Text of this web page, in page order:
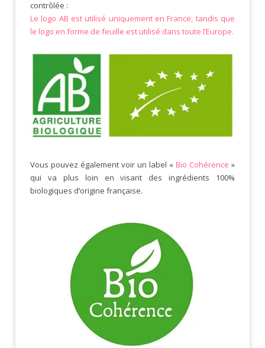
contrôlée :
Le logo AB est utilisé uniquement en France, tandis que
le logo en forme de feuille est utilisé dans toute l’Europe.
Vous pouvez également voir un label « Bio Cohérence »
qui va plus loin en visant des ingrédients 100%
biologiques d’origine française.